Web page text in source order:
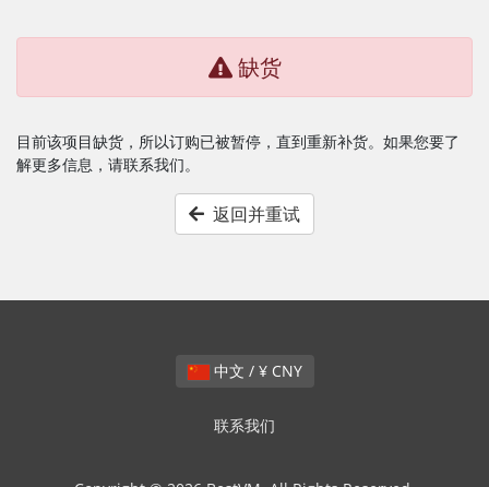
缺货
目前该项目缺货，所以订购已被暂停，直到重新补货。如果您要了
解更多信息，请联系我们。
返回并重试
中文 / ¥ CNY
联系我们